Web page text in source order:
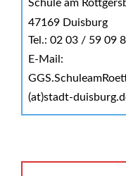
Schule am
47169 Duisburg
Tel.: 02 03 / 59 09
E-Mail:
(at)stadt-